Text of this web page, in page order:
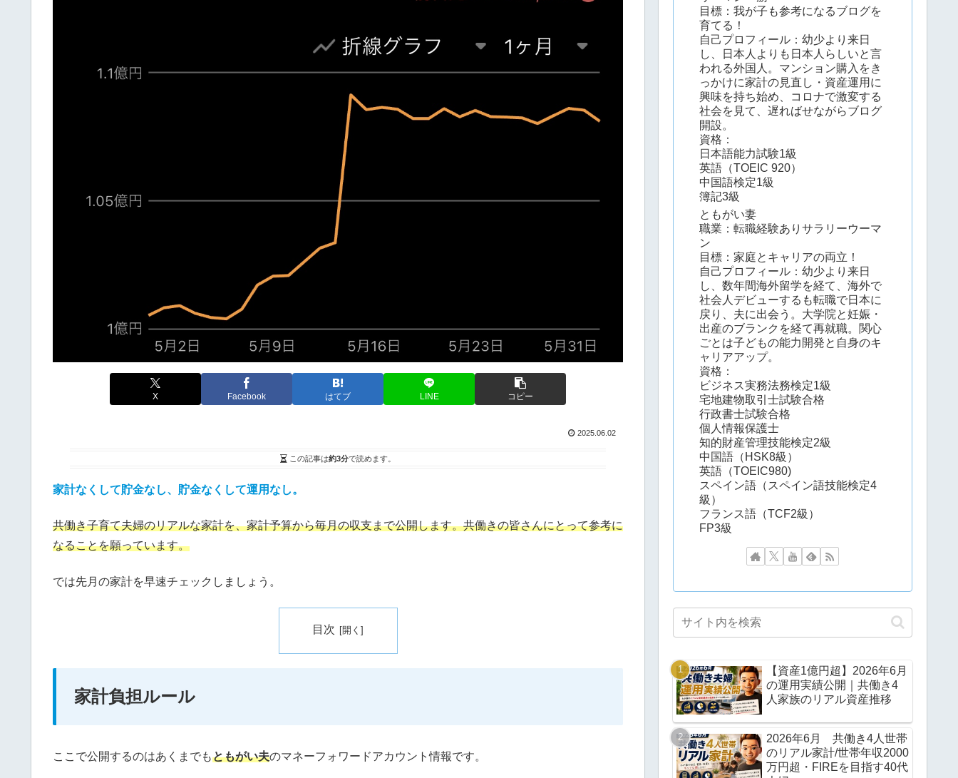
X Facebook はてブ LINE コピー
2025.06.02
この記事は約3分で読めます。
家計なくして貯金なし、貯金なくして運用なし。
共働き子育て夫婦のリアルな家計を、家計予算から毎月の収支まで公開します。共働きの皆さんにとって参考に
なることを願っています。
では先月の家計を早速チェックしましょう。
目次
家計負担ルール
ここで公開するのはあくまでもともがい夫のマネーフォワードアカウント情報です。
目標：我が子も参考になるブログを
育てる！
自己プロフィール：幼少より来日
し、日本人よりも日本人らしいと言
われる外国人。マンション購入をき
っかけに家計の見直し・資産運用に
興味を持ち始め、コロナで激変する
社会を見て、遅ればせながらブログ
開設。
資格：
日本語能力試験1級
英語（TOEIC 920）
中国語検定1級
簿記3級
ともがい妻
職業：転職経験ありサラリーウーマ
ン
目標：家庭とキャリアの両立！
自己プロフィール：幼少より来日
し、数年間海外留学を経て、海外で
社会人デビューするも転職で日本に
戻り、夫に出会う。大学院と妊娠・
出産のブランクを経て再就職。関心
ごとは子どもの能力開発と自身のキ
ャリアアップ。
資格：
ビジネス実務法務検定1級
宅地建物取引士試験合格
行政書士試験合格
個人情報保護士
知的財産管理技能検定2級
中国語（HSK8級）
英語（TOEIC980)
スペイン語（スペイン語技能検定4
級）
フランス語（TCF2級）
FP3級
【資産1億円超】2026年6月
の運用実績公開｜共働き4
人家族のリアル資産推移
2026年6月 共働き4人世帯
のリアル家計/世帯年収2000
万円超・FIREを目指す40代